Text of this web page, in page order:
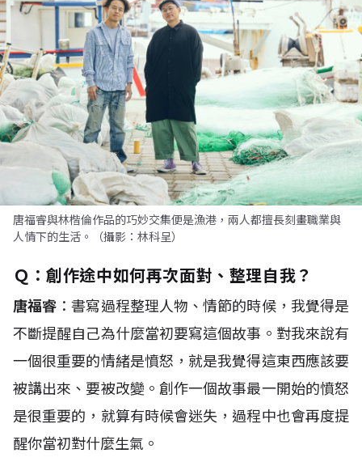
唐福睿與林楷倫作品的巧妙交集便是漁港，兩人都擅長刻畫職業與
人情下的生活。（攝影：林科呈）
Ｑ：創作途中如何再次面對、整理自我？
唐福睿 ：書寫過程整理人物、情節的時候，我覺得是
不斷提醒自己為什麼當初要寫這個故事。對我來說有
一個很重要的情緒是憤怒，就是我覺得這東西應該要
被講出來、要被改變。創作一個故事最一開始的憤怒
是很重要的，就算有時候會迷失，過程中也會再度提
醒你當初對什麼生氣。